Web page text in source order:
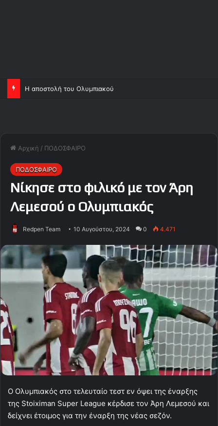
Η αποστολή του Ολυμπιακού
Αρχική / ΠΟΔΟΣΦΑΙΡΟ
ΠΟΔΟΣΦΑΙΡΟ
Νίκησε στο φιλικό με τον Άρη
Λεμεσού ο Ολυμπιακός
Redpen Team 10 Αυγούστου, 2024 0 4.471
Ο Ολυμπιακός στο τελευταίο τεστ εν όψει της έναρξης
της Stoiximan Super League κέρδισε τον Άρη Λεμεσού και
δείχνει έτοιμος για την έναρξη της νέας σεζόν.